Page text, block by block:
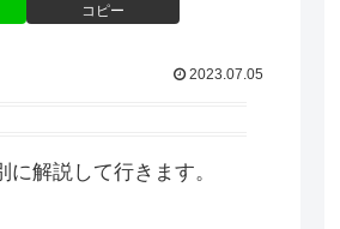
コピー
2023.07.05
解説して行きます。